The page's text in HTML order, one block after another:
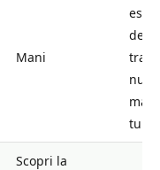
Mani
mare
Scopri la